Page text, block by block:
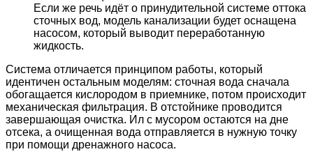
Если же речь идёт о принудительной системе оттока
сточных вод, модель канализации будет оснащена
насосом, который выводит переработанную
жидкость.
Система отличается принципом работы, который
идентичен остальным моделям: сточная вода сначала
обогащается кислородом в приемнике, потом происходит
механическая фильтрация. В отстойнике проводится
завершающая очистка. Ил с мусором остаются на дне
отсека, а очищенная вода отправляется в нужную точку
при помощи дренажного насоса.